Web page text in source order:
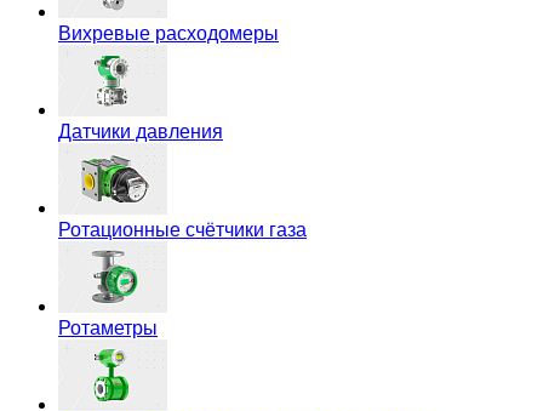
Вихревые расходомеры
Датчики давления
Ротационные счётчики газа
Ротаметры